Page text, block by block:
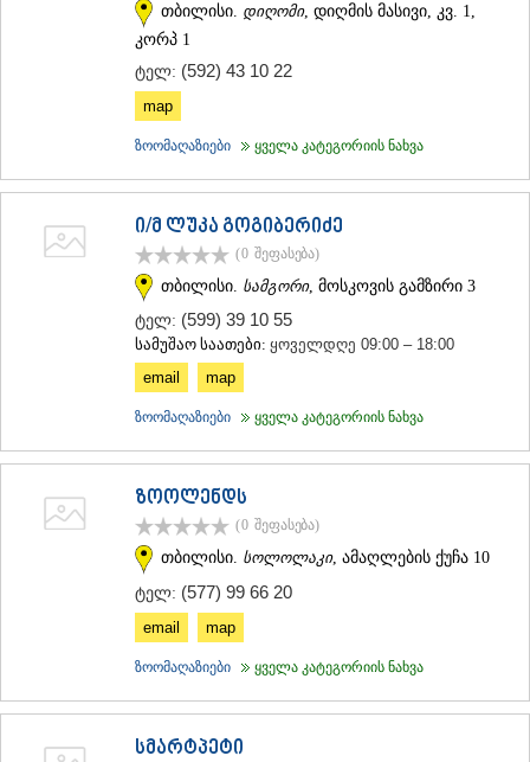
თბილისი. დიღომი, დიღმის მასივი, კვ. 1,
კორპ 1
ტელ: (592) 43 10 22
map
ზოომაღაზიები ყველა კატეგორიის ნახვა
ი/მ ლუკა გოგიბერიძე
(0 შეფასება)
თბილისი. სამგორი, მოსკოვის გამზირი 3
ტელ: (599) 39 10 55
სამუშაო საათები: ყოველდღე 09:00 – 18:00
email
map
ზოომაღაზიები ყველა კატეგორიის ნახვა
ზოოლენდს
(0 შეფასება)
თბილისი. სოლოლაკი, ამაღლების ქუჩა 10
ტელ: (577) 99 66 20
email map
ზოომაღაზიები ყველა კატეგორიის ნახვა
სმარტპეტი